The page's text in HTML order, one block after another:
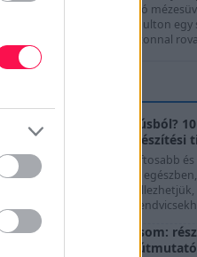
üdítő vagy egy rosszul záródó
alatt megjelenhet a konyhapulton egy
hangyasor. Ilyenkor sokan azonnal
Mit készítsünk császárhúsból?
felhasználási mód és elkészítési
császárhús az egyik legszaftosabb
Megsüthetjük
belőle ropogós falatokat,
levesekhez, főzelékekhez,
zöld paradicsom:
és biztonságos eltevési útmutató